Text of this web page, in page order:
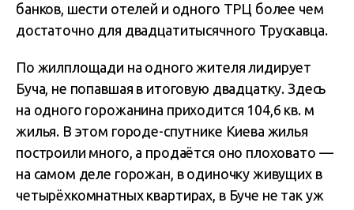
банков, шести отелей и одного ТРЦ более чем
достаточно для двадцатитысячного Трускавца.
По жилплощади на одного жителя лидирует
Буча, не попавшая в итоговую двадцатку. Здесь
на одного горожанина приходится 104,6 кв. м
жилья. В этом городе-спутнике Киева жилья
построили много, а продаётся оно плоховато —
на самом деле горожан, в одиночку живущих в
четырёхкомнатных квартирах, в Буче не так уж